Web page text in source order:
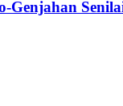
Genjahan